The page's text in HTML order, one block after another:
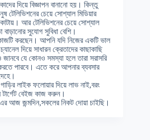
দিয়ে বিজ্ঞাপন বানানো হয়। কিন্তু
টেলিভিশনের চেয়ে সোশ্যাল মিডিয়ার
কাটায়। আর টেলিভিশনের চেয়ে সোশ্যাল
বাড়ানোর সুযোগ সুবিধা বেশি।
করছেন। আপনি যদি নিজের একটি ভাল
দিয়ে সাধারন ক্রেতাদের কাছাকাছি
জানবে যে কোনও সমস্যা হলে তারা সরাসরি
পারবে। এতে করে আপনার ব্যবসার
লাইক ফলোয়ার দিয়ে লাভ নাই,বরং
টার্গেট বেইজ কাজ করুন।
এর আজ জন্মদিন,সকলের নিকট দোয়া চাইছি।